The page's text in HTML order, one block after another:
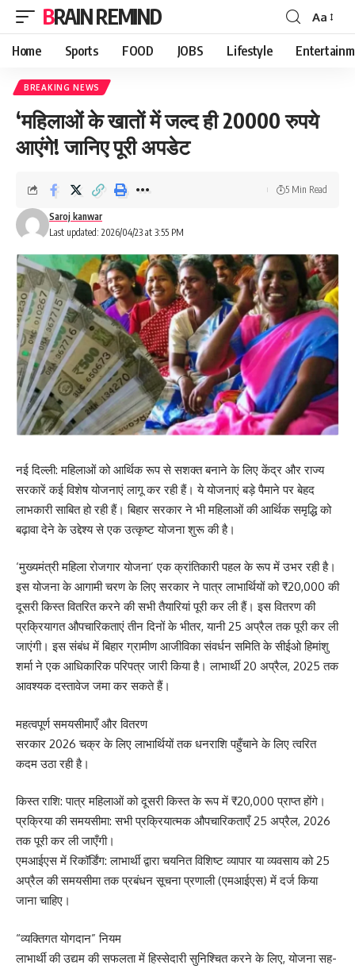
BRAIN REMIND
Font
Resizer
Aa
Home Sports FOOD JOBS Lifestyle
BREAKING NEWS
‘महिलाओं के खातों में जल्द ही 20000 रुपये
आएंगे! जानिए पूरी अपडेट
Last updated: 2026/04/23 at 3:55 PM
Saroj kanwar
5 Min Read
नई दिल्ली: महिलाओं को आर्थिक रूप से सशक्त बनाने के लिए केंद्र और राज्य
सरकारें कई विशेष योजनाएं लागू कर रही हैं। ये योजनाएं बड़े पैमाने पर बेहद
लाभकारी साबित हो रही हैं। बिहार सरकार ने भी महिलाओं की आर्थिक समृद्धि को
बढ़ावा देने के उद्देश्य से एक उत्कृष्ट योजना शुरू की है।
‘मुख्यमंत्री महिला रोजगार योजना’ एक क्रांतिकारी पहल के रूप में उभर रही है।
इस योजना के आगामी चरण के लिए सरकार ने पात्र लाभार्थियों को ₹20,000 की
दूसरी किस्त वितरित करने की सभी तैयारियां पूरी कर ली हैं। इस वितरण की
प्रक्रियागत औपचारिकताएं तीन दिनों के भीतर, यानी 25 अप्रैल तक पूरी कर ली
जाएंगी। इस संबंध में बिहार ग्रामीण आजीविका संवर्धन समिति के सीईओ हिमांशु
शर्मा ने एक आधिकारिक परिपत्र जारी किया है। लाभार्थी 20 अप्रैल, 2025 तक
आवश्यक दस्तावेज जमा कर सकते हैं।
महत्वपूर्ण समयसीमाएँ और वितरण
सरकार 2026 चक्र के लिए लाभार्थियों तक धनराशि पहुँचाने के लिए त्वरित
कदम उठा रही है।
किस्त राशि: पात्र महिलाओं को दूसरी किस्त के रूप में ₹20,000 प्राप्त होंगे।
प्रक्रिया की समयसीमा: सभी प्रक्रियात्मक औपचारिकताएँ 25 अप्रैल, 2026
तक पूरी कर ली जाएँगी।
एमआईएस में रिकॉर्डिंग: लाभार्थी द्वारा चयनित विशिष्ट व्यापार या व्यवसाय को 25
अप्रैल की समयसीमा तक प्रबंधन सूचना प्रणाली (एमआईएस) में दर्ज किया
जाना चाहिए।
“व्यक्तिगत योगदान” नियम
लाभार्थी की उद्यम की सफलता में हिस्सेदारी सुनिश्चित करने के लिए, योजना सह-